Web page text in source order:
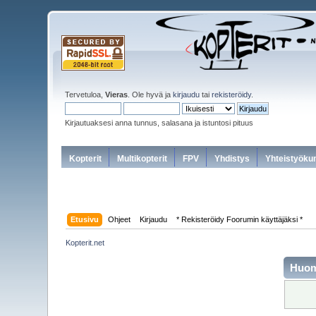
Tervetuloa,Vieras . Ole hyvä jakirjaudu tairekisteröidy.
Kirjautuaksesi anna tunnus, salasana ja istuntosi pituus
Kopterit Multikopterit FPV Yhdistys
Etusivu Ohjeet Kirjaudu * Rekisteröidy Foorumin käyttäjäksi *
Kopterit.net